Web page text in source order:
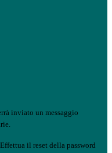
inviato un messaggio
il reset della password